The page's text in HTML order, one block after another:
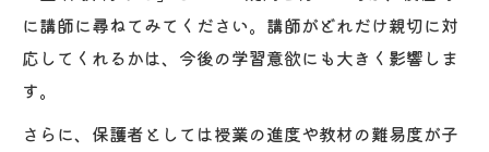
に講師に尋ねてみてください。講師がどれだけ親切に対
応してくれるかは、今後の学習意欲にも大きく影響しま
す。
さらに、保護者としては授業の進度や教材の難易度が子